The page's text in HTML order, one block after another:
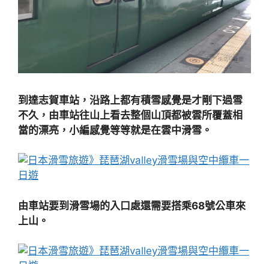
到達志賀車站，沿路上都有積雪感覺是才剛下過雪
不久，由車站往山上看去整個山頂都被雲所覆蓋相
當的漂亮，小編感覺等等就是在雲中滑雪。
由車站要到滑雪場的入口處還需要搭乘68號公車來
上山。